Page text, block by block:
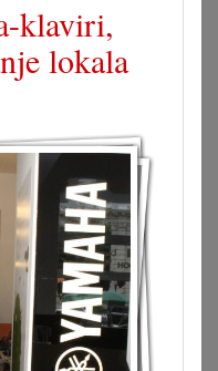
klaviri,
lokala